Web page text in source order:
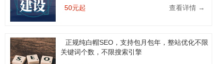
50元起 查看详情 →
正规纯白帽SEO，支持包月包年，整站优化不限
关键词个数，不限搜索引擎